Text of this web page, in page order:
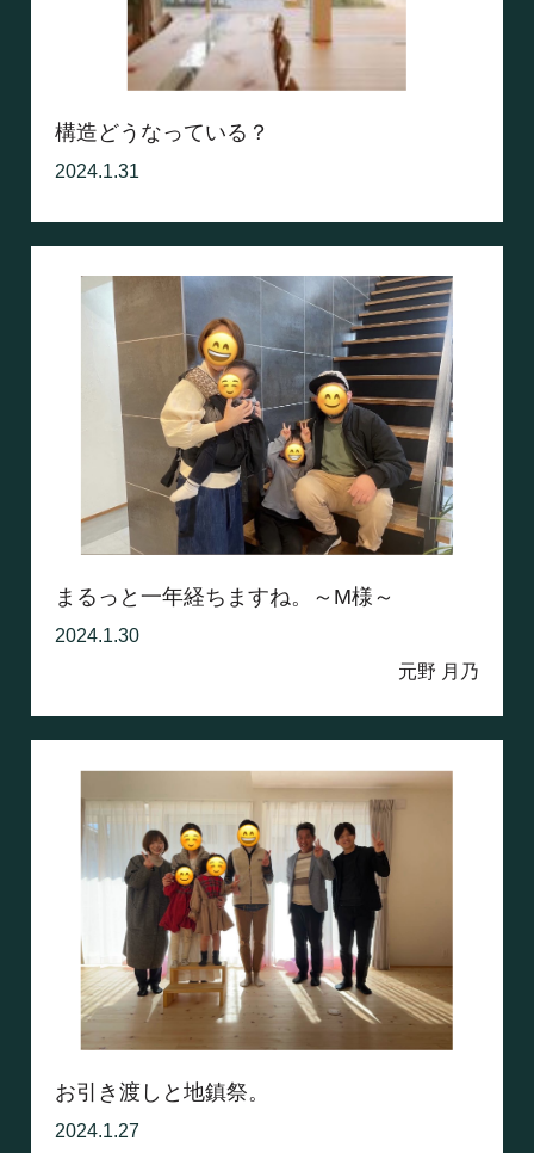
構造どうなっている？
2024.1.31
まるっと一年経ちますね。～M様～
2024.1.30
元野 月乃
お引き渡しと地鎮祭。
2024.1.27